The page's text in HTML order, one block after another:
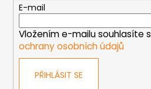
E-mail
Vložením e-mailu souhlasíte s
ochrany osobních údajů
PŘIHLÁSIT SE